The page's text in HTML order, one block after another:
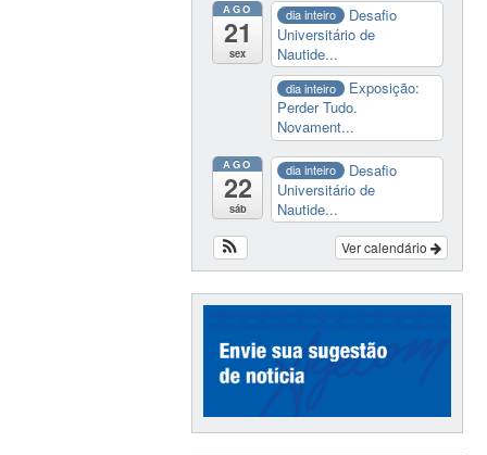
AGO
21
sex
dia inteiro
Desafio
Universitário de
Nautide...
dia inteiro
Exposição:
Perder Tudo.
Novament...
AGO
22
sáb
dia inteiro
Desafio
Universitário de
Nautide...
Ver calendário